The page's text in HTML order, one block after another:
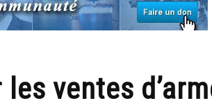
ventes